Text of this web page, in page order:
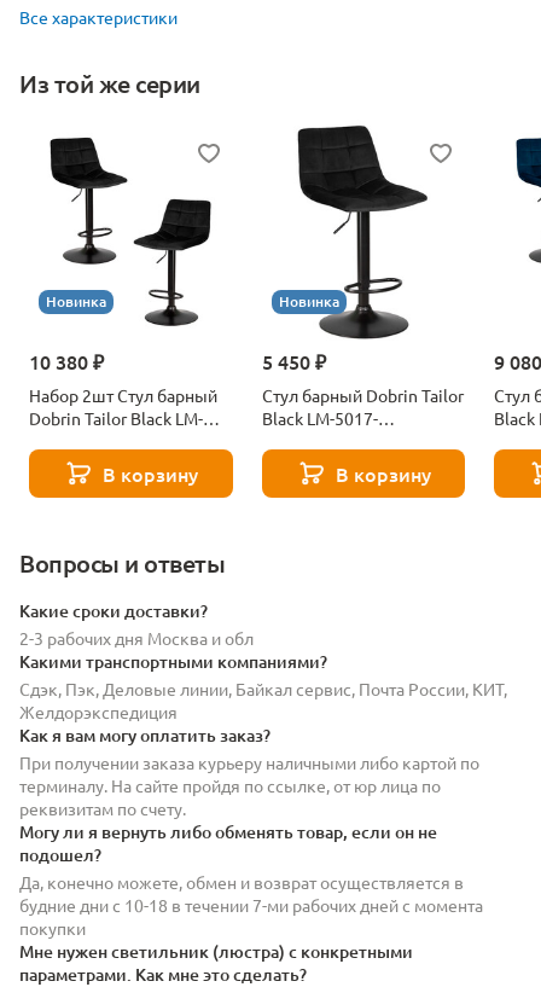
Все характеристики
Из той же серии
Новинка
10 380 ₽
Набор 2шт Стул барный
Dobrin Tailor Black LM-
black-13689В корзину
Новинка
5 450 ₽
Стул барный Dobrin Tailor
Black LM-5017-
13264
В корзину
9
Стул
Black
Вопросы и ответы
Какие сроки доставки?
2-3 рабочих дня Москва и обл
Какими транспортными компаниями?
Сдэк, Пэк, Деловые линии, Байкал сервис, Почта России, КИТ,
Желдорэкспедиция
Как я вам могу оплатить заказ?
При получении заказа курьеру наличными либо картой по
терминалу. На сайте пройдя по ссылке, от юр лица по
реквизитам по счету.
Могу ли я вернуть либо обменять товар, если он не
подошел?
Да, конечно можете, обмен и возврат осуществляется в
будние дни с 10-18 в течении 7-ми рабочих дней с момента
покупки
Мне нужен светильник (люстра) с конкретными
параметрами. Как мне это сделать?